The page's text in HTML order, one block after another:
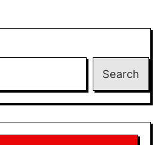
Australia
Piala
Search